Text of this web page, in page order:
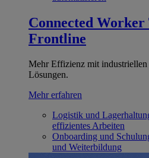
Connected Worker
Frontline
Mehr Effizienz mit
Lösungen.
Mehr erfahren
Logistik und
effizientes Arbeiten
Onboarding und
und Weiterbildung